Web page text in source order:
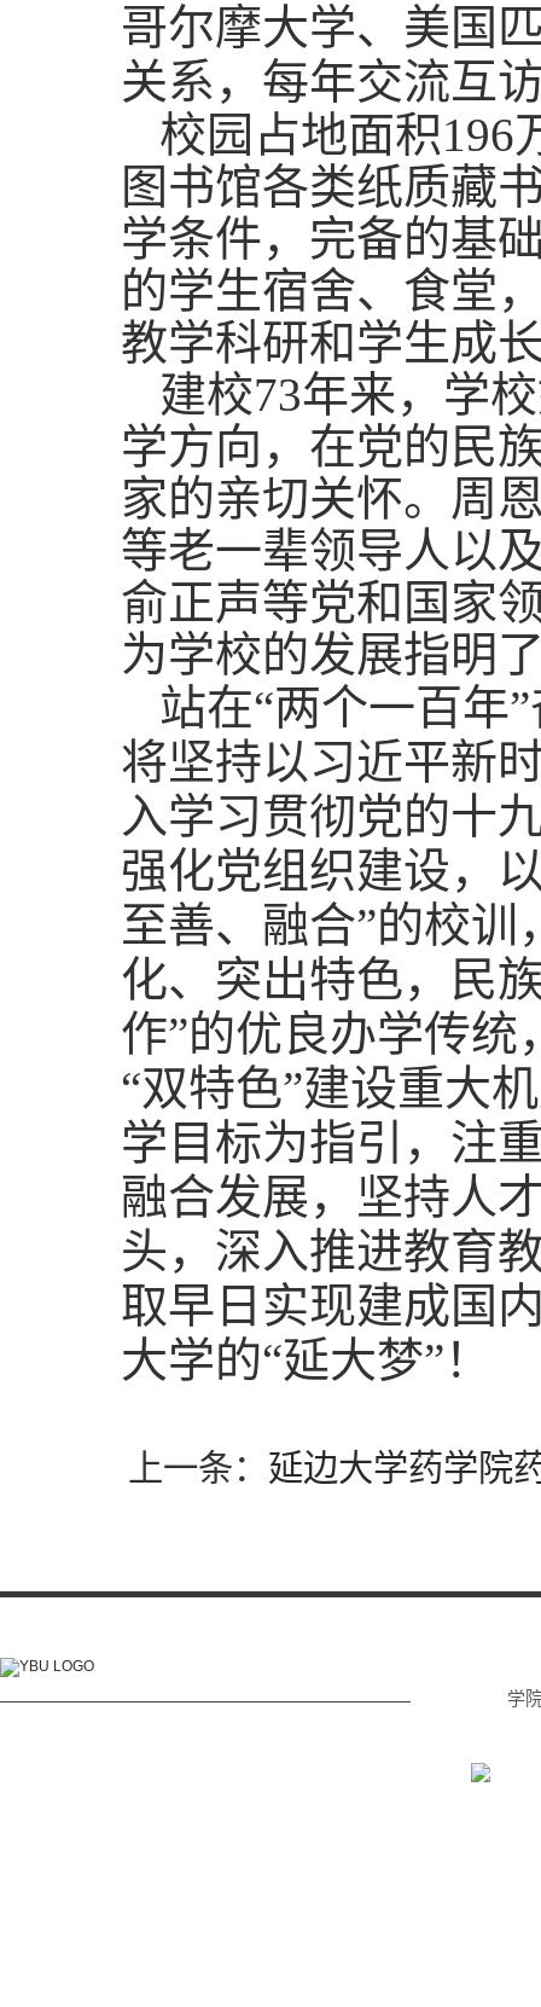
哥尔摩大学、美国
关系，每年交流互
校园占地面积196
图书馆各类纸质藏
学条件，完备的基
的学生宿舍、食堂
教学科研和学生成
建校73年来，学
学方向，在党的民
家的亲切关怀。周
等老一辈领导人以
俞正声等党和国家
为学校的发展指明
站在“两个一百年
将坚持以习近平新
入学习贯彻党的十
强化党组织建设，
至善、融合”的校
化、突出特色，民
作”的优良办学传统
“双特色”建设重大
学目标为指引，注
融合发展，坚持人
头，深入推进教育
取早日实现建成国
大学的“延大梦”！
上一条： 延边大学药学院
学